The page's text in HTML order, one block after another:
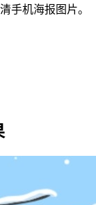
手机海报图片。